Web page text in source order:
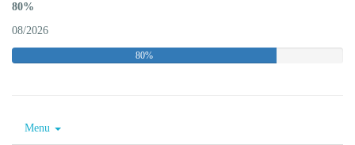
80%
08/2026
80%
Menu